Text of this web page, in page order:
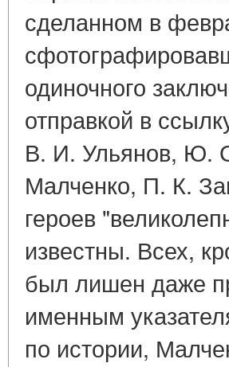
сделанном в
одиночного
отправкой в
В. И. Ульянов, Ю.
Малченко, П. К.
героев
известны. Всех,
был лишен даже
именным
по истории,